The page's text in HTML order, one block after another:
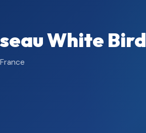
White Bird